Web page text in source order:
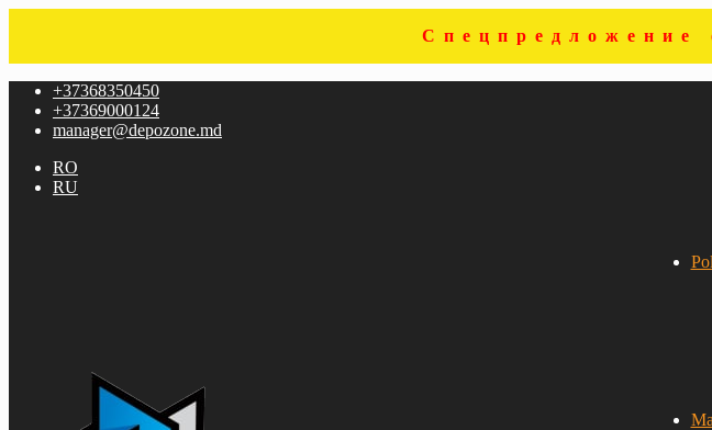
Спецпредложение
navigare
conținut
+37368350450
+37369000124
manager@depozone.md
RO
RU